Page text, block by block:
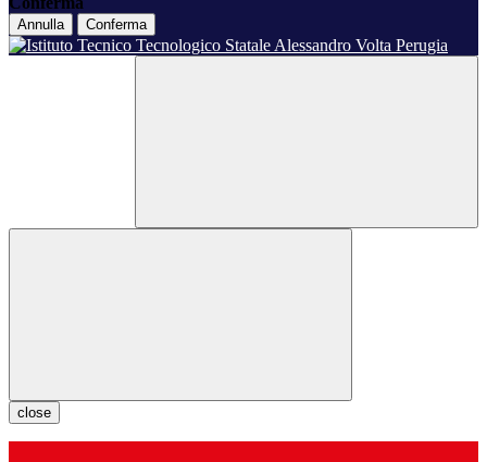
Annulla Conferma
close